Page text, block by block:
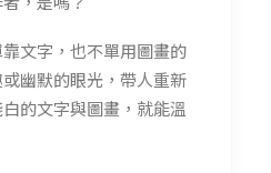
文字，也不單用圖畫的
幽默的眼光，帶人重新
的文字與圖畫，就能溫